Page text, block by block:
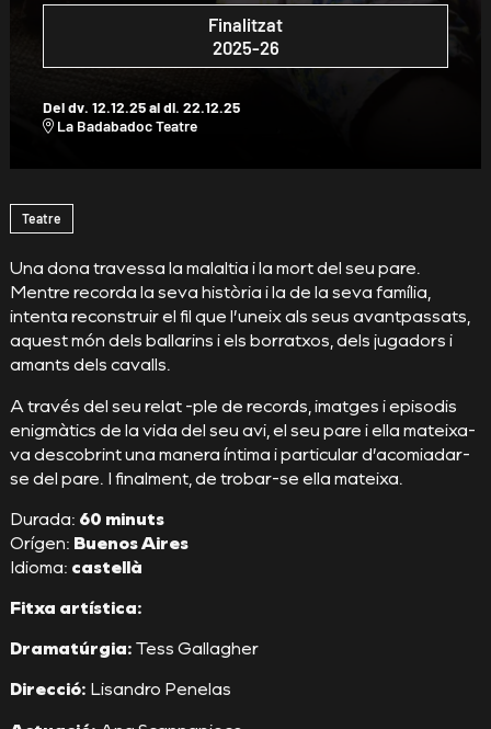
Finalitzat
2025-26
Del dv. 12.12.25al dl. 22.12.25
La Badabadoc Teatre
Teatre
Una dona travessa la malaltia i la mort del seu pare.
Mentre recorda la seva història i la de la seva família,
intenta reconstruir el fil que l’uneix als seus avantpassats,
aquest món dels ballarins i els borratxos, dels jugadors i
amants dels cavalls.
A través del seu relat -ple de records, imatges i episodis
enigmàtics de la vida del seu avi, el seu pare i ella mateixa-
va descobrint una manera íntima i particular d’acomiadar-
se del pare. I finalment, de trobar-se ella mateixa.
Durada: 60 minuts
Orígen: Buenos Aires
Idioma: castellà
Fitxa artística:
Dramatúrgia:Tess Gallagher
Direcció: Lisandro Penelas